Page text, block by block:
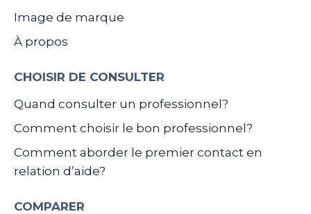
Image de marque
À propos
CHOISIR DE CONSULTER
Quand consulter un professionnel?
Comment choisir le bon professionnel?
Comment aborder le premier contact en
relation d’aide?
COMPARER